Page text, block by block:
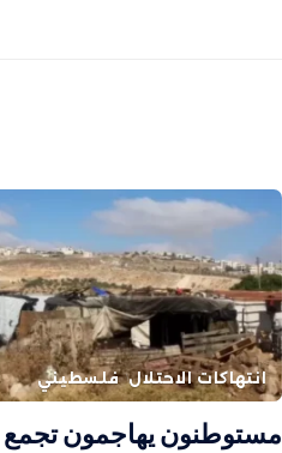
انتهاكات الاحتلال فلسطيني
مستوطنون يهاجمون تجمع